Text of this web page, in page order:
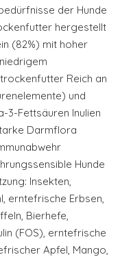
der Hunde
hergestellt
(82%) mit hoher
Reich an
und
3-Fettsäuren Inulien
Darmflora
Hunde
Insekten,
erntefrische Erbsen,
Bierhefe,
(FOS), erntefrische
Apfel, Mango,